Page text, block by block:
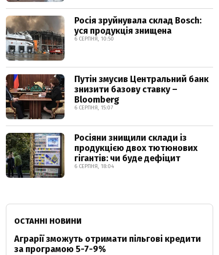
Росія зруйнувала склад Bosch:
уся продукція знищена
6 СЕРПНЯ, 10:50
Путін змусив Центральний банк
знизити базову ставку –
Bloomberg
6 СЕРПНЯ, 15:07
Росіяни знищили склади із
продукцією двох тютюнових
гігантів: чи буде дефіцит
6 СЕРПНЯ, 18:04
ОСТАННІ НОВИНИ
Аграрії зможуть отримати пільгові кредити
за програмою 5-7-9%